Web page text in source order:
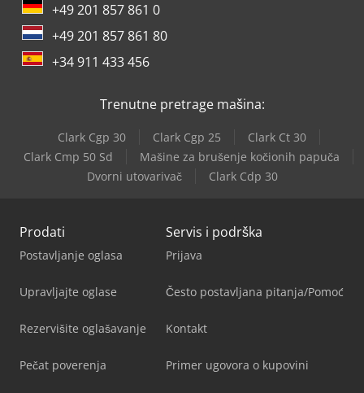
+49 201 857 861 0
+49 201 857 861 80
+34 911 433 456
Trenutne pretrage mašina:
Clark Cgp 30 Clark Cgp 25
Clark Ct 30
Clark Cmp 50 Sd
Mašine za brušenje kočionih papuča
Dvorni utovarivač
Clark Cdp 30
Prodati
Postavljanje oglasa
Upravljajte oglase
Rezervišite oglašavanje
Pečat poverenja
Servis i podrška
Prijava
Često postavljana pitanja/Pomoć
Kontakt
Primer ugovora o kupovini